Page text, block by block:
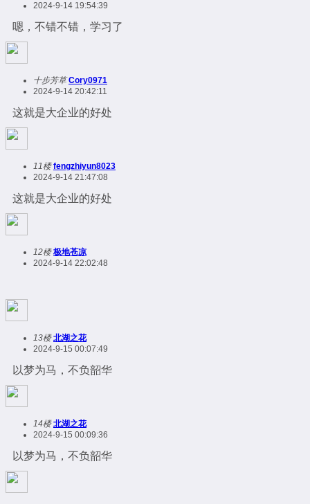
2024-9-14 19:54:39
嗯，不错不错，学习了
十步芳草 Cory0971
2024-9-14 20:42:11
这就是大企业的好处
11楼 fengzhiyun8023
2024-9-14 21:47:08
这就是大企业的好处
12楼 极地苍凉
2024-9-14 22:02:48
13楼 北湖之花
2024-9-15 00:07:49
以梦为马，不负韶华
14楼 北湖之花
2024-9-15 00:09:36
以梦为马，不负韶华